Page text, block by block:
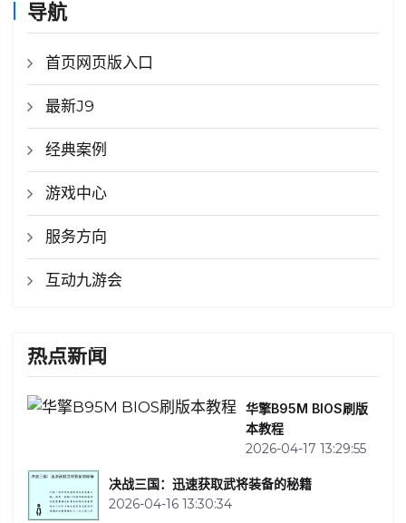
导航
首页网页版入口
最新J9
经典案例
游戏中心
服务方向
互动九游会
热点新闻
华擎B95M BIOS刷版
本教程
2026-04-17 13:29:55
决战三国：迅速获取武将装备的秘籍
2026-04-16 13:30:34